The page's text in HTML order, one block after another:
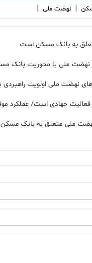
| نهضت ملی |
نهضت ملی با محوریت بانک
نهضت ملی اولویت
است/ عملکرد موفق بانک مسکن
بانکی در نهضت ملی متعلق